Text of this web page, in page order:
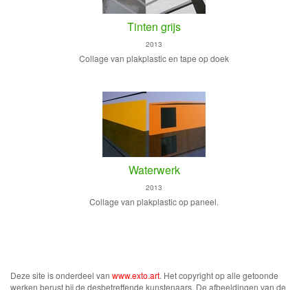
Tinten grijs
2013
Collage van plakplastic en tape op doek
Waterwerk
2013
Collage van plakplastic op paneel.
Deze site is onderdeel van www.exto.art. Het copyright op alle getoonde
werken berust bij de desbetreffende kunstenaars. De afbeeldingen van de